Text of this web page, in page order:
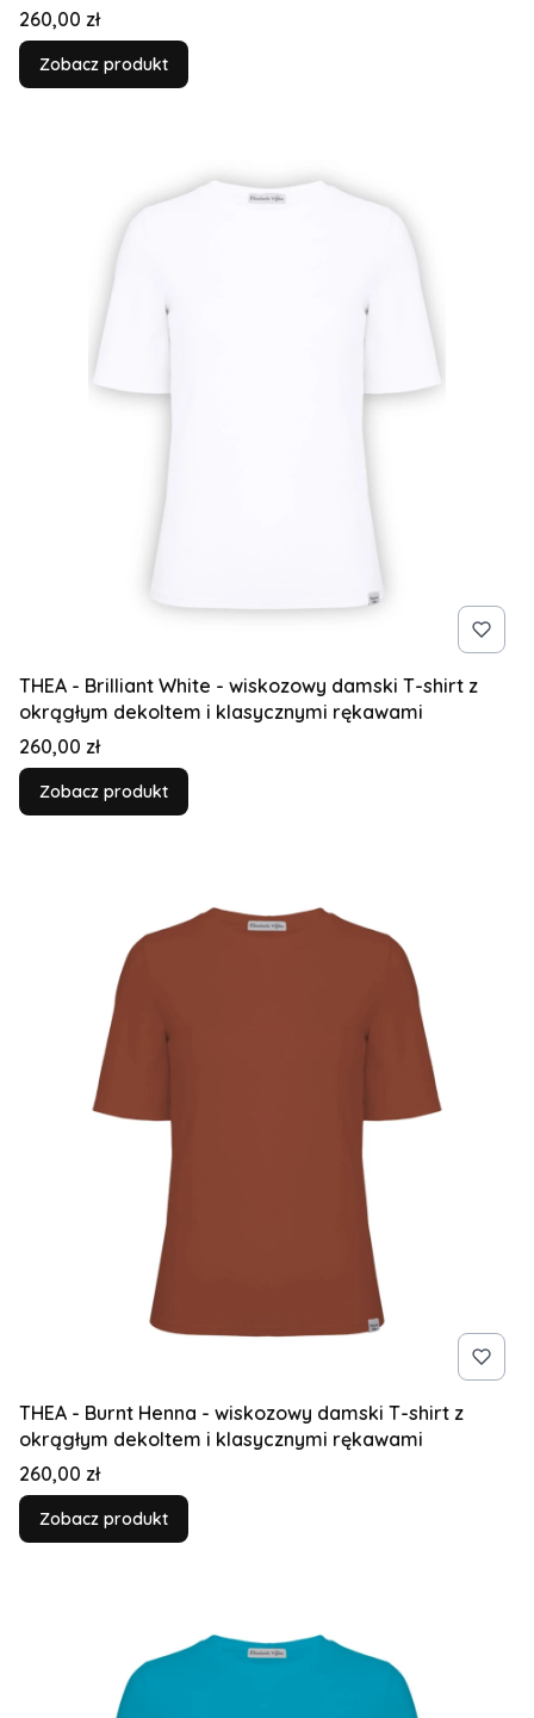
Cena
260,00 zł
Zobacz produkt
THEA - Brilliant White - wiskozowy damski T-shirt z
okrągłym dekoltem i klasycznymi rękawami
Cena
260,00 zł
Zobacz produkt
THEA - Burnt Henna - wiskozowy damski T-shirt z
okrągłym dekoltem i klasycznymi rękawami
Cena
260,00 zł
Zobacz produkt